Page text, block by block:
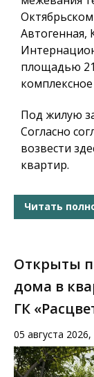
Автогенная,
площадью
Под жилую
Согласно
возвести
квартир.
Читать
Открыты
дома в
ГК
05 августа 2026,